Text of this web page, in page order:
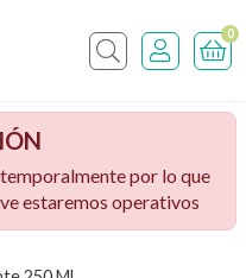
Buscar
0
por lo que
estaremos operativos